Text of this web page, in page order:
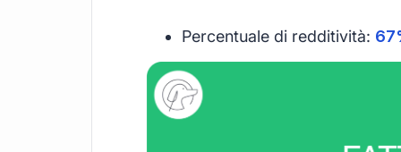
Percentuale di redditività: